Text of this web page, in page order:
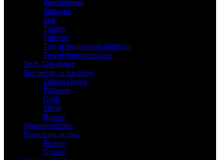
Smartphones
Software
Spil
Tablets
Tilbehør
Test af headsets og højttalere
Test af transportmidler
Tech-Test mener
Det bedste vi har testet
Editors choice
Platinum
Gold
Silver
Bronze
Transportmidler
Feature og guides
Feature
Guides